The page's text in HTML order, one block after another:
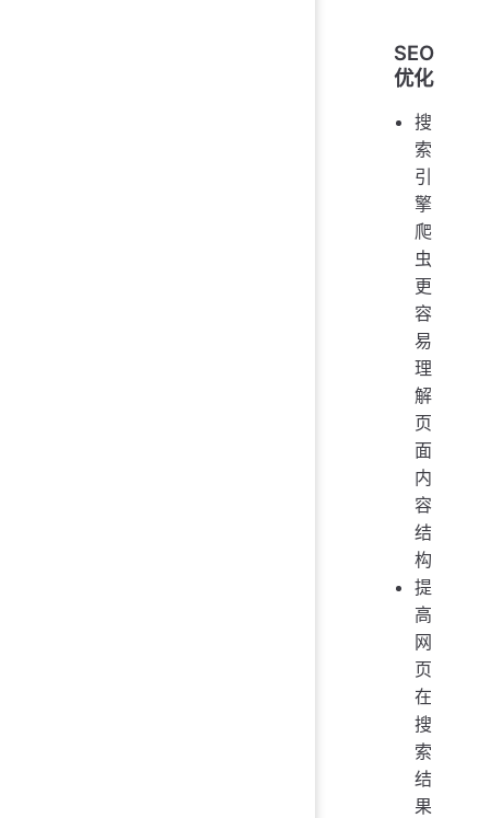
SEO
优化
搜
索
引
擎
爬
虫
更
容
易
理
解
页
面
内
容
结
构
提
高
网
页
在
搜
索
结
果